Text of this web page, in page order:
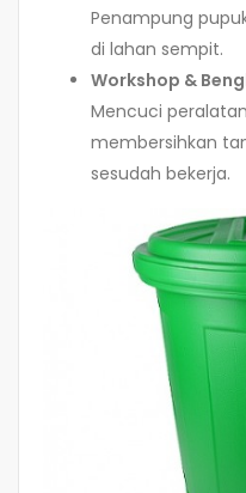
Penampung
di lahan sempit.
Workshop &
Mencuci
membersihkan
sesudah bekerja.